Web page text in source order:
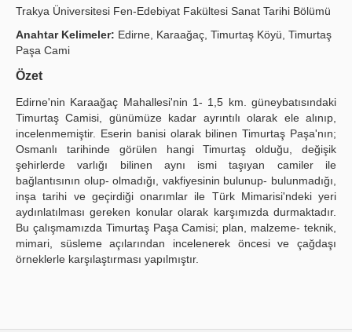
Guidelines
Trakya Üniversitesi Fen-Edebiyat Fakültesi Sanat Tarihi Bölümü
Anahtar Kelimeler: Edirne, Karaağaç, Timurtaş Köyü, Timurtaş
Paşa Cami
Özet
Edirne'nin Karaağaç Mahallesi'nin 1- 1,5 km. güneybatısındaki
Timurtaş Camisi, günümüze kadar ayrıntılı olarak ele alınıp,
incelenmemiştir. Eserin banisi olarak bilinen Timurtaş Paşa'nın;
Osmanlı tarihinde görülen hangi Timurtaş olduğu, değişik
şehirlerde varlığı bilinen aynı ismi taşıyan camiler ile
bağlantısının olup- olmadığı, vakfiyesinin bulunup- bulunmadığı,
inşa tarihi ve geçirdiği onarımlar ile Türk Mimarisi'ndeki yeri
aydınlatılması gereken konular olarak karşımızda durmaktadır.
Bu çalışmamızda Timurtaş Paşa Camisi; plan, malzeme- teknik,
mimari, süsleme açılarından incelenerek öncesi ve çağdaşı
örneklerle karşılaştırması yapılmıştır.